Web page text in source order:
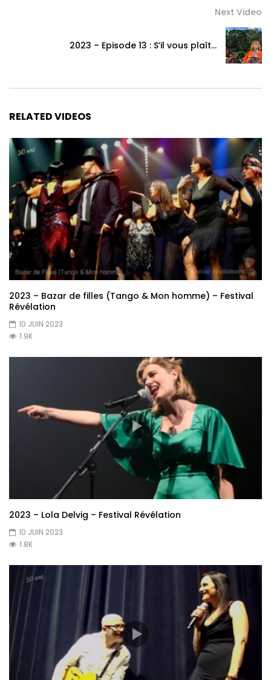
Next Video
2023 – Episode 13 : S’il vous plaît…
RELATED VIDEOS
2023 – Bazar de filles (Tango & Mon homme) – Festival
Révélation
10 JUIN 2023
1.9K
2023 – Lola Delvig – Festival Révélation
10 JUIN 2023
1.8K